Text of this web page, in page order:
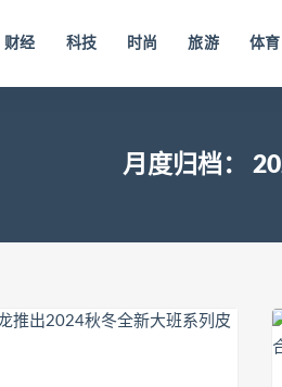
财经 科技 时尚 旅游 体育
月度归档：